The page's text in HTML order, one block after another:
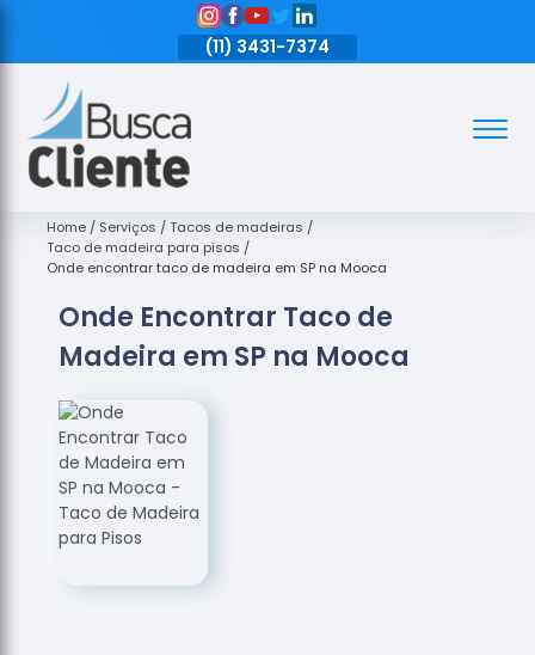
(11) 3431-7374
Assoalhos
de Madeira
Decks de
Empresas
de
de Madeira
Loja de
Assoalhos
Raspagem
de
Home Serviços
Tacos de madeiras
Taco de madeira para pisos
Onde encontrar taco de madeira em SP na Mooca
Onde Encontrar Taco de
Madeira em SP na Mooca